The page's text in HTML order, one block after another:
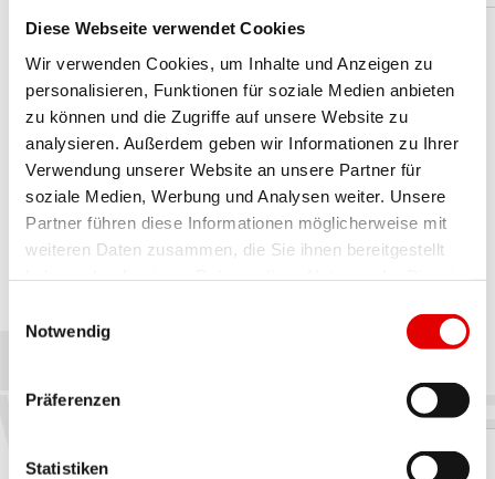
Diese Webseite verwendet Cookies
Wir verwenden Cookies, um Inhalte und Anzeigen zu
personalisieren, Funktionen für soziale Medien anbieten
zu können und die Zugriffe auf unsere Website zu
analysieren. Außerdem geben wir Informationen zu Ihrer
Verwendung unserer Website an unsere Partner für
soziale Medien, Werbung und Analysen weiter. Unsere
Partner führen diese Informationen möglicherweise mit
weiteren Daten zusammen, die Sie ihnen bereitgestellt
Notwendig
Präferenzen
Statistiken
NABEN WERKZEUGE
Erfahre mehr über die Werkzeuge, die du für die